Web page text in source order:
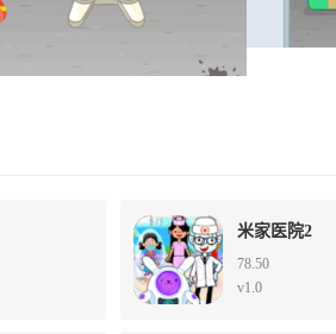
米家医院2
78.50
v1.0